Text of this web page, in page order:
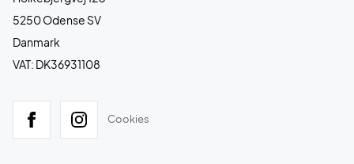
5250 Odense SV
Danmark
VAT: DK36931108
Cookies